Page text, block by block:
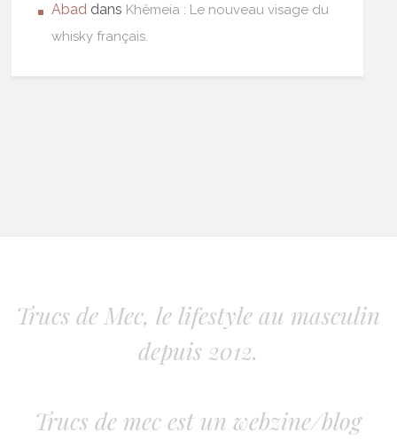
Abad dans Khêmeia : Le nouveau visage du
whisky français.
Trucs de Mec, le lifestyle au masculin
depuis 2012.
Trucs de mec est un webzine/blog